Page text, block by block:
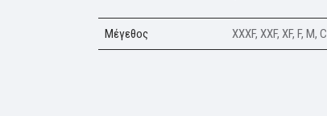
Μέγεθος XXXF, XXF, XF, F, M, C